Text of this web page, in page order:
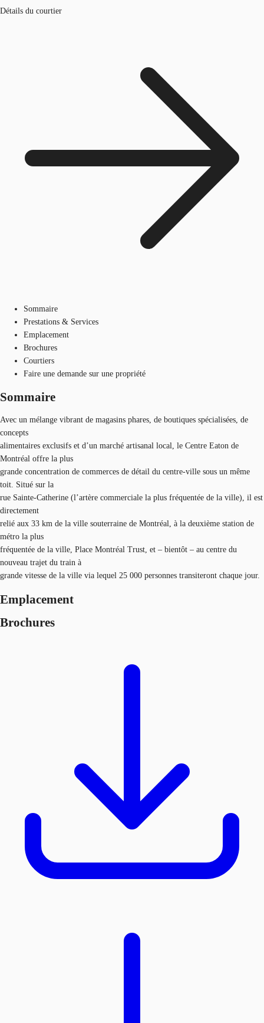
Détails du courtier
Sommaire
Prestations & Services
Emplacement
Brochures
Courtiers
Faire une demande sur une propriété
Sommaire
Avec un mélange vibrant de magasins phares, de boutiques spécialisées, de
concepts
alimentaires exclusifs et d’un marché artisanal local, le Centre Eaton de
Montréal offre la plus
grande concentration de commerces de détail du centre-ville sous un même
toit. Situé sur la
rue Sainte-Catherine (l’artère commerciale la plus fréquentée de la ville), il est
directement
relié aux 33 km de la ville souterraine de Montréal, à la deuxième station de
métro la plus
fréquentée de la ville, Place Montréal Trust, et – bientôt – au centre du
nouveau trajet du train à
grande vitesse de la ville via lequel 25 000 personnes transiteront chaque jour.
Emplacement
Brochures